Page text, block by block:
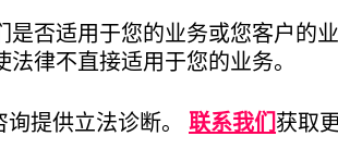
否适用于您的业务或您客户的
律不直接适用于您的业务。
提供立法诊断。 联系我们获取